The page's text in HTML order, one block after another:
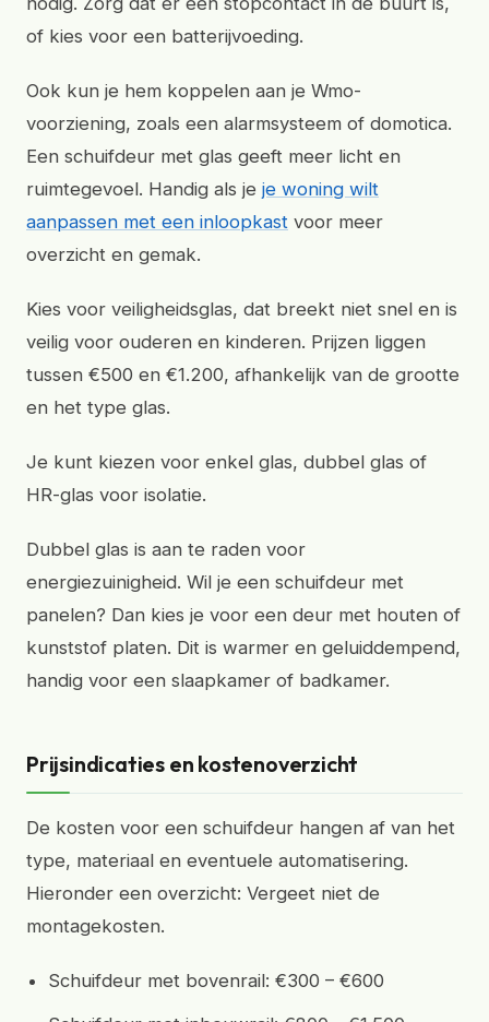
of kies voor een batterijvoeding.
Ook kun je hem koppelen aan je Wmo-
voorziening, zoals een alarmsysteem of domotica.
Een schuifdeur met glas geeft meer licht en
ruimtegevoel. Handig als je je woning wilt
aanpassen met een inloopkast voor meer
overzicht en gemak.
Kies voor veiligheidsglas, dat breekt niet snel en is
veilig voor ouderen en kinderen. Prijzen liggen
tussen €500 en €1.200, afhankelijk van de grootte
en het type glas.
Je kunt kiezen voor enkel glas, dubbel glas of
HR-glas voor isolatie.
Dubbel glas is aan te raden voor
energiezuinigheid. Wil je een schuifdeur met
panelen? Dan kies je voor een deur met houten of
kunststof platen. Dit is warmer en geluiddempend,
handig voor een slaapkamer of badkamer.
Prijsindicaties en kostenoverzicht
De kosten voor een schuifdeur hangen af van het
type, materiaal en eventuele automatisering.
Hieronder een overzicht: Vergeet niet de
montagekosten.
Schuifdeur met bovenrail: €300 – €600